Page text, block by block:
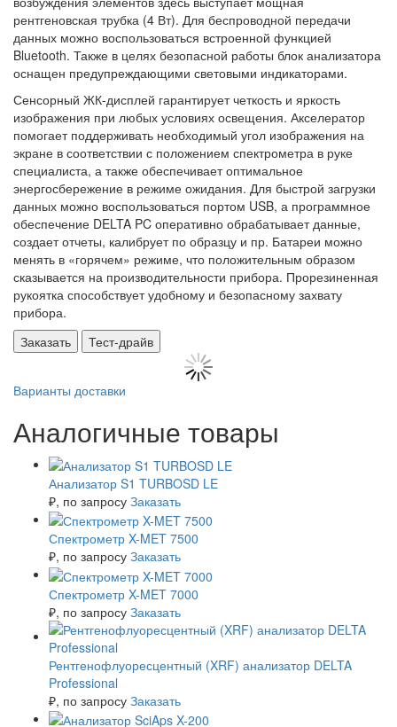
рентгеновская трубка (4 Вт). Для беспроводной передачи
данных можно воспользоваться встроенной функцией
Bluetooth. Также в целях безопасной работы блок анализатора
оснащен предупреждающими световыми индикаторами.
Сенсорный ЖК-дисплей гарантирует четкость и яркость
изображения при любых условиях освещения. Акселератор
помогает поддерживать необходимый угол изображения на
экране в соответствии с положением спектрометра в руке
специалиста, а также обеспечивает оптимальное
энергосбережение в режиме ожидания. Для быстрой загрузки
данных можно воспользоваться портом USB, а программное
обеспечение DELTA PC оперативно обрабатывает данные,
создает отчеты, калибрует по образцу и пр. Батареи можно
менять в «горячем» режиме, что положительным образом
сказывается на производительности прибора. Прорезиненная
рукоятка способствует удобному и безопасному захвату
прибора.
Заказать
Тест-драйв
Варианты доставки
Аналогичные товары
Анализатор S1 TURBOSD LE
₽, по запросу Заказать
Спектрометр X-MET 7500
₽, по запросу Заказать
Спектрометр X-MET 7000
₽, по запросу Заказать
Рентгенофлуоресцентный (XRF) анализатор DELTA
Professional
₽, по запросу Заказать